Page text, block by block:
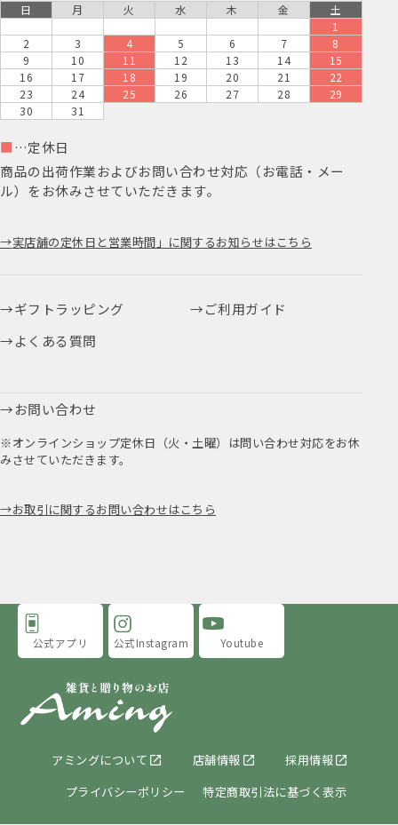
日 月 火 水 木 金
土
1
2
3 4 5 6 7
8
9
10 11 12 13 14
15
16
17 18 19 20 21
22
23
24 25 26 27 28
29
30
31
■ …定休日
商品の出荷作業およびお問い合わせ対応（お電話・メー
ル）をお休みさせていただきます。
実店舗の定休日と営業時間」に関するお知らせはこちら
ギフトラッピング
ご利用ガイド
よくある質問
お問い合わせ
※オンラインショップ定休日（火・土曜）は問い合わせ対応をお休
みさせていただきます。
お取引に関するお問い合わせはこちら
アミングについて 店舗情報
採用情報
プライバシーポリシー
特定商取引法に基づく表示
公式アプリ 公式Instagram Youtube